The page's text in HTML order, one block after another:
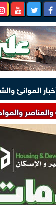
الموانئ
النادرة